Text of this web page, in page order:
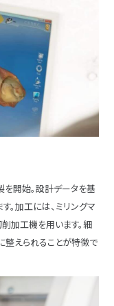
開始。設計データを基
。加工には、ミリングマ
加工機を用います。細
整えられることが特徴で